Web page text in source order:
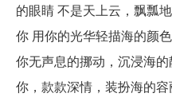
的眼睛 不是天上云，飘瓢
你 用你的光华轻描海的颜
你无声息的挪动，沉浸海
你，款款深情，装扮海的